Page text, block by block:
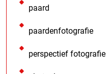
paard
paardenfotografie
perspectief fotografie